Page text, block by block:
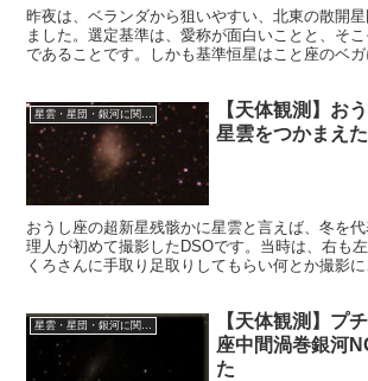
昨夜は、ベランダから狙いやすい、北東の散開
ました。選定基準は、愛称が面白いことと、そ
であることです。しかも基準恒星はこと座のベガ
星雲・星団・銀河に関する情報
【天体観測】お
星雲をつかまえた
おうし座の超新星残骸かに星雲と言えば、冬を
理人が初めて撮影したDSOです。当時は、右も
くろさんに手取り足取りしてもらい何とか撮影に
星雲・星団・銀河に関する情報
【天体観測】プ
座中間渦巻銀河
た